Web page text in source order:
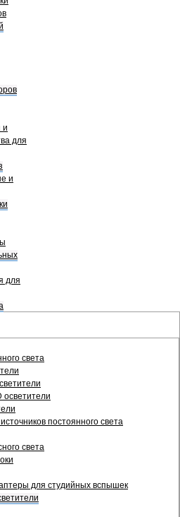
и
для
и
для
света
постоянного света
света
для студийных вспышек